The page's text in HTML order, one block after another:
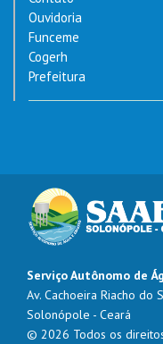
Ouvidoria
Funceme
Cogerh
Prefeitura
Serviço Autônomo de
Av. Cachoeira Riacho do
Solonópole - Ceará
© 2026 Todos os